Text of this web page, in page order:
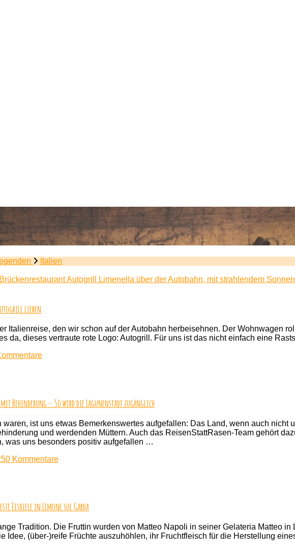
Italien
lieben
Italienreise, den wir schon auf der Autobahn herbeisehnen. Der Wohnwagen
da, dieses vertraute rote Logo: Autogrill. Für uns ist das nicht einfach eine
zu
der
Alpen:
Warum
wir
Autogrill
lieben
Behinderung – So wird die Lagunenstadt zugänglich
ist uns etwas Bemerkenswertes aufgefallen: Das Land, wenn auch nicht
und werdenden Müttern. Auch das ReisenStattRasen-Team gehört
was uns besonders positiv aufgefallen …
0 Kommentarezu
Menschen
mit
Behinderung
–
So
Eisdiele in Limone sul Garda
Tradition. Die Fruttin wurden von Matteo Napoli in seiner Gelateria Matteo
Idee, (über-)reife Früchte auszuhöhlen, ihr Fruchtfleisch für die Herstellung